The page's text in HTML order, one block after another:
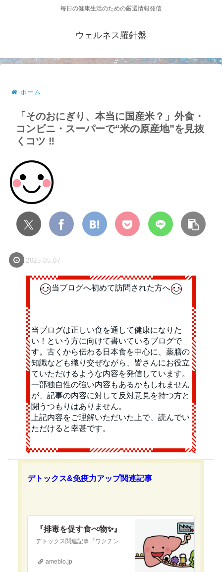
毎日の健康生活のための厳選情報発信
ウェルネス羅針盤
ホーム
「そのおにぎり、本当に国産米？」外食・
コンビニ・スーパーで“米の原産地”を見抜
くコツ ‼️
2025.05.07
当ブログへ初めて訪問された方へ
当ブログは正しい食を通して健康になりた
い！という方に向けて書いているブログで
す。古くから伝わる日本食を中心に、薬膳の
知識なども織り交ぜながら、皆さんにお役立
ていただけるような内容を発信しています。
一部独自性の強い内容もあるかもしれません
が、記事の内容に対して反対意見を持つ方と
闘うつもりはありません。
上記内容をご理解いただいた上で、読んでい
ただけると幸甚です。
デトックス&免疫力アップ関連記事
『排毒を促す食べ物✨』
デトックス関連記事『ワクチンを打ってしまった人へ 〜デトックス〜』これまで、新型コロナワクチンを含むあらゆるワクチンに関するリスクについてお話ししてきました。…
ameblo.jp